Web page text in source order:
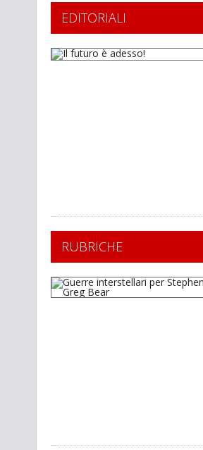
EDITORIALI
RUBRICHE